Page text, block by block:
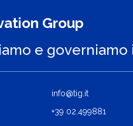
Group
e governiamo
info@tig.it
+39 02.499881